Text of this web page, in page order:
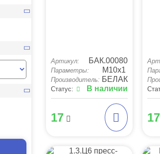
Артикул: БАК.00080
Параметры: М10х1
Производитель: БЕЛАК
Статус: В наличии
17 17